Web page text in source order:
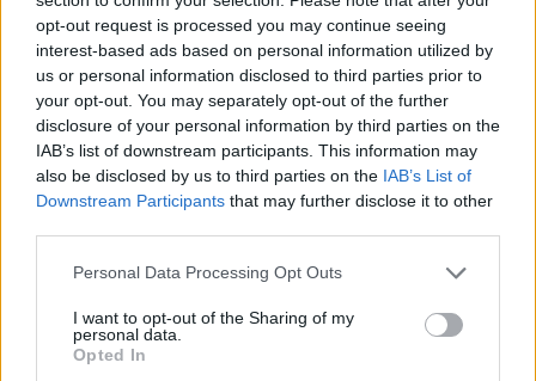
opt-out request is processed you may continue seeing
interest-based ads based on personal information utilized by
us or personal information disclosed to third parties prior to
your opt-out. You may separately opt-out of the further
disclosure of your personal information by third parties on the
IAB’s list of downstream participants. This information may
also be disclosed by us to third parties on the IAB’s List of
Downstream Participants that may further disclose it to other
Please note that this website/app uses one or more Google
not limited to your visit or usage behaviour. You may click to
grant or deny consent to Google and its third-party tags to
use your data for below specified purposes in below Google
Personal Data Processing Opt Outs
I want to opt-out of the Sharing of my
personal data.
Opted In
Ankara.
Ma Ankara è molto più di un semplice hub d’affari. Come
cuore politico e culturale della moderna Türkiye, la città offre
ai visitatori un affascinante mix di storia e vita urbana
contemporanea. I viaggiatori possono esplorare punti di
riferimento iconici come Anıtkabir, l’ultima dimora di Mustafa
Kemal Atatürk, insieme al rinomato Museo delle Civiltà
Anatoliche e allo storico quartiere del Castello di Ankara. Nel
frattempo, le zone moderne della città vantano vivaci
ristoranti, centri commerciali e una vivace vita notturna.
Che cosa succede ora? Ora può acquistare i biglietti per il